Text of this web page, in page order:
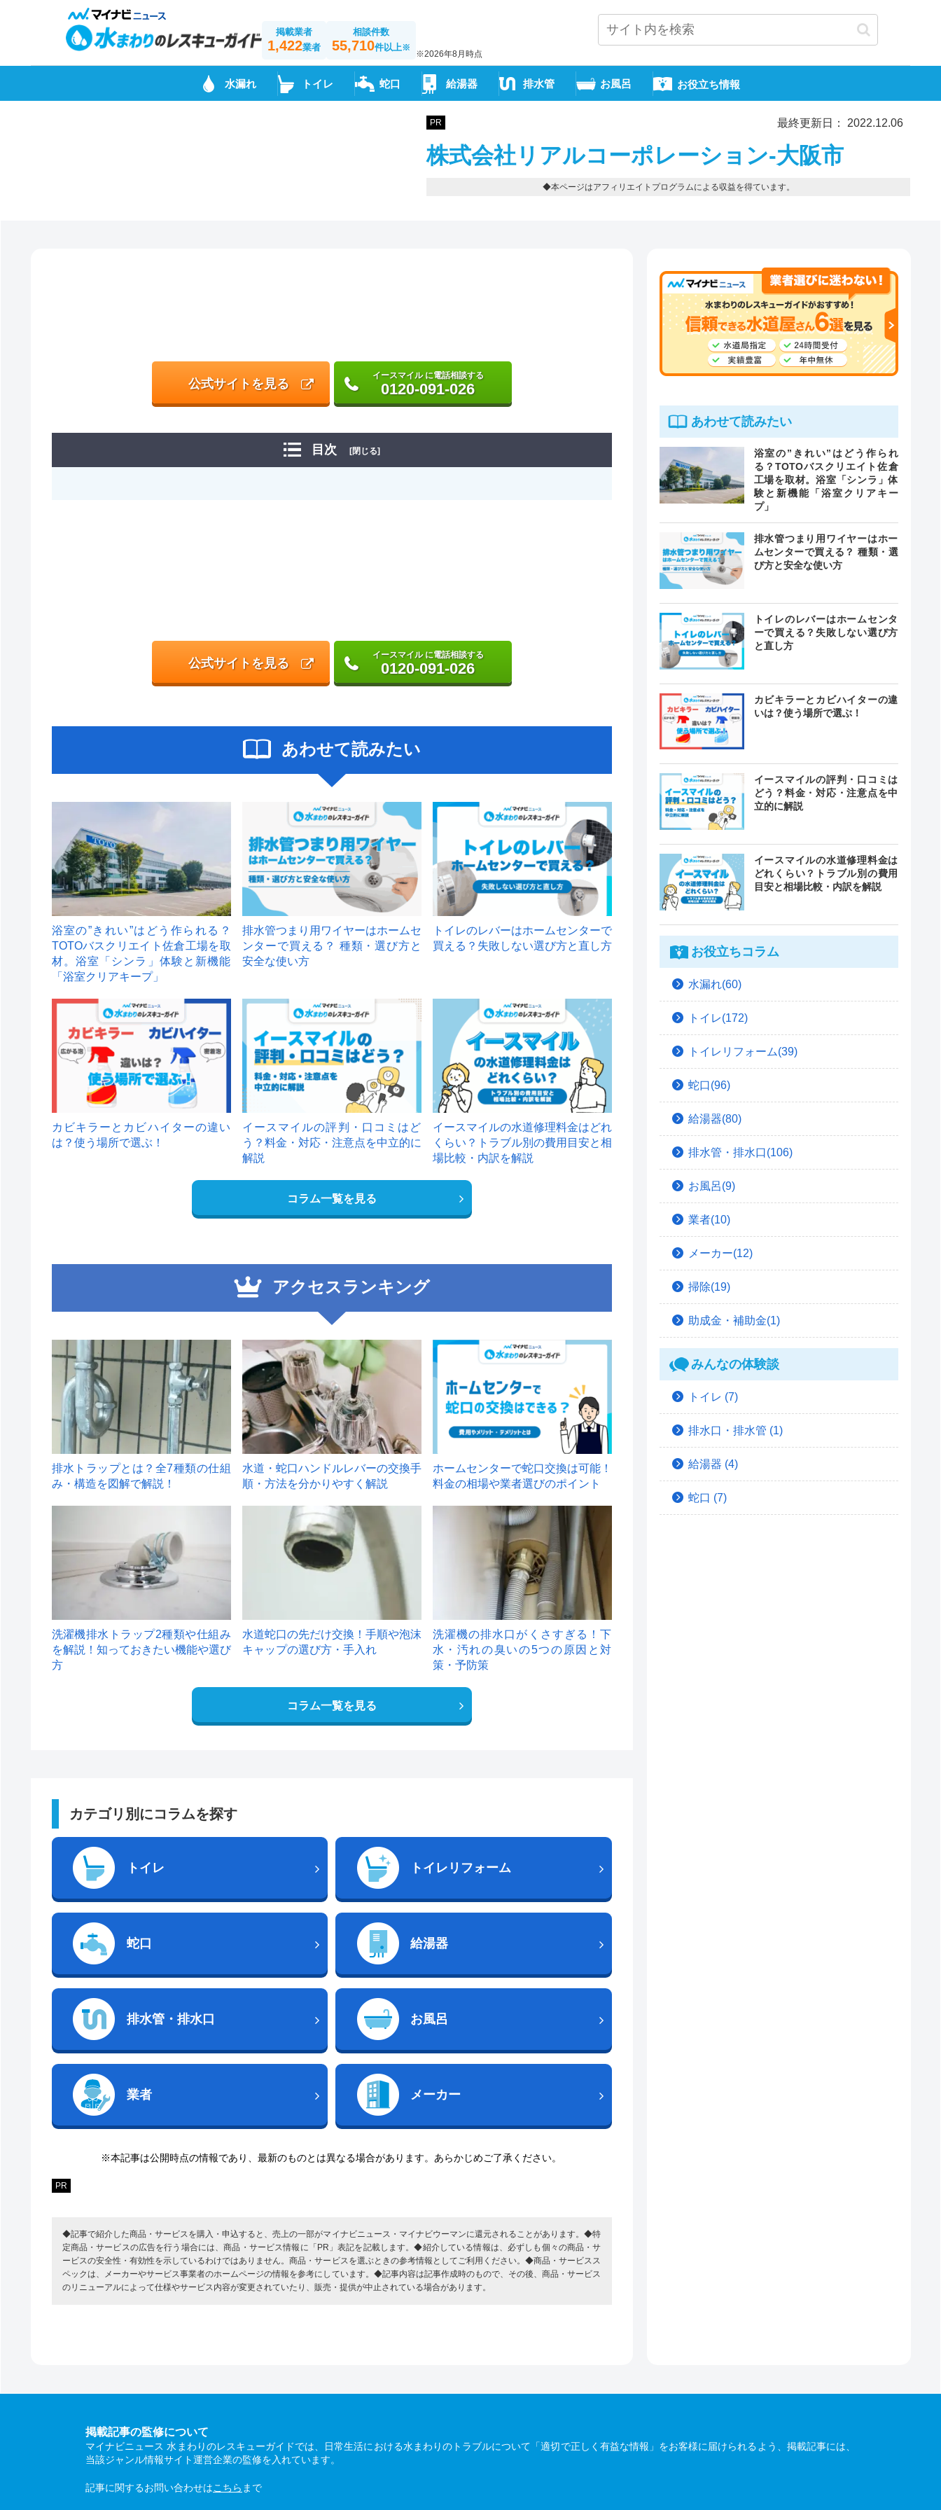
掲載業者
1,422業者
相談件数
55,710件以上※
※2026年8月時点
水漏れ トイレ 蛇口 給湯器 排水管 お風呂 お役立ち情報
PR 最終更新日： 2022.12.06
株式会社リアルコーポレーション-大阪市
◆本ページはアフィリエイトプログラムによる収益を得ています。
公式サイトを見る
イースマイル に電話相談する
0120-091-026
目次 [閉じる]
公式サイトを見る
イースマイル に電話相談する
0120-091-026
あわせて読みたい
浴室の”きれい”はどう作られる？
TOTOバスクリエイト佐倉工場を取
材。浴室「シンラ」体験と新機能
「浴室クリアキープ」
排水管つまり用ワイヤーはホームセ
ンターで買える？ 種類・選び方と
安全な使い方
トイレのレバーはホームセンターで
買える？失敗しない選び方と直し方
カビキラーとカビハイターの違い
は？使う場所で選ぶ！
イースマイルの評判・口コミはど
う？料金・対応・注意点を中立的に
解説
イースマイルの水道修理料金はどれ
くらい？トラブル別の費用目安と相
場比較・内訳を解説
コラム一覧を見る
アクセスランキング
1
排水トラップとは？全7種類の仕組
み・構造を図解で解説！
2
水道・蛇口ハンドルレバーの交換手
順・方法を分かりやすく解説
ホームセンターで蛇口交換は可能！
料金の相場や業者選びのポイント
洗濯機排水トラップ2種類や仕組み
を解説！知っておきたい機能や選び
方
水道蛇口の先だけ交換！手順や泡沫
キャップの選び方・手入れ
洗濯機の排水口がくさすぎる！下
水・汚れの臭いの5つの原因と対
策・予防策
コラム一覧を見る
カテゴリ別にコラムを探す
トイレ トイレリフォーム
蛇口 給湯器
排水管・排水口 お風呂
業者 メーカー
※本記事は公開時点の情報であり、最新のものとは異なる場合があります。あらかじめご了承ください。
PR
◆記事で紹介した商品・サービスを購入・申込すると、売上の一部がマイナビニュース・マイナビウーマンに還元されることがあります。◆特
定商品・サービスの広告を行う場合には、商品・サービス情報に「PR」表記を記載します。◆紹介している情報は、必ずしも個々の商品・サ
ービスの安全性・有効性を示しているわけではありません。商品・サービスを選ぶときの参考情報としてご利用ください。◆商品・サービスス
ペックは、メーカーやサービス事業者のホームページの情報を参考にしています。◆記事内容は記事作成時のもので、その後、商品・サービス
のリニューアルによって仕様やサービス内容が変更されていたり、販売・提供が中止されている場合があります。
あわせて読みたい
浴室の”きれい”はどう作られ
る？TOTOバスクリエイト佐倉
工場を取材。浴室「シンラ」体
験と新機能「浴室クリアキー
プ」
排水管つまり用ワイヤーはホー
ムセンターで買える？ 種類・選
び方と安全な使い方
トイレのレバーはホームセンタ
ーで買える？失敗しない選び方
と直し方
カビキラーとカビハイターの違
いは？使う場所で選ぶ！
イースマイルの評判・口コミは
どう？料金・対応・注意点を中
立的に解説
イースマイルの水道修理料金は
どれくらい？トラブル別の費用
目安と相場比較・内訳を解説
お役立ちコラム
水漏れ(60)
トイレ(172)
トイレリフォーム(39)
蛇口(96)
給湯器(80)
排水管・排水口(106)
お風呂(9)
業者(10)
メーカー(12)
掃除(19)
助成金・補助金(1)
みんなの体験談
トイレ (7)
排水口・排水管 (1)
給湯器 (4)
蛇口 (7)
掲載記事の監修について
マイナビニュース 水まわりのレスキューガイドでは、日常生活における水まわりのトラブルについて「適切で正しく有益な情報」をお客様に届けられるよう、掲載記事には、
当該ジャンル情報サイト運営企業の監修を入れています。
記事に関するお問い合わせはこちら まで